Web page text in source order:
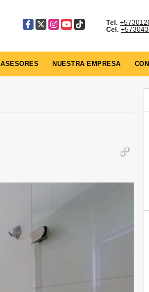
Facebook
X Instagram
YouTube
TikTok Tel.
Cel.
ASESORES NUESTRA EMPRESA